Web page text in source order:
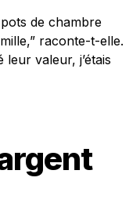
de chambre
raconte-t-elle.
leur valeur, j’étais